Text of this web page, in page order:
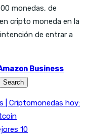
monedas, de
cripto moneda en la
de entrar a
Business
| Criptomonedas hoy:
10